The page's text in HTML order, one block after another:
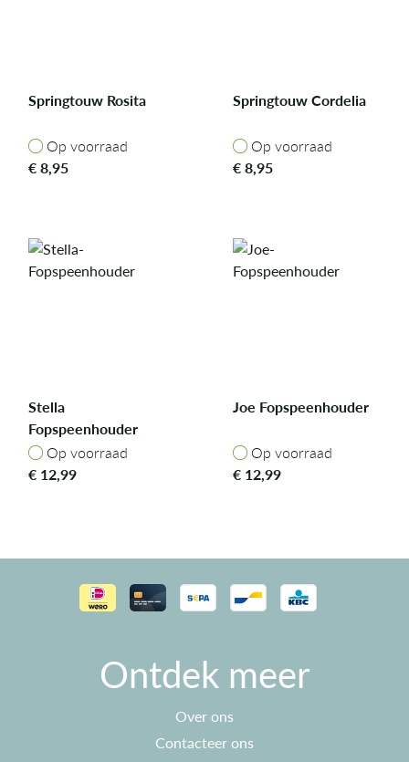
Springtouw Rosita
Op voorraad
Op voorraad
€8,95
Springtouw Cordelia
Op voorraad
Op voorraad
€8,95
Stella
Fopspeenhouder
Op voorraad
Op voorraad
€ 12,99
Joe Fopspeenhouder
Op voorraad
Op voorraad
€ 12,99
Ontdek meer
Over ons
Contacteer ons